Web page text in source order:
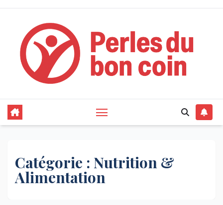
Skip
content
Catégorie : Nutrition &
Alimentation